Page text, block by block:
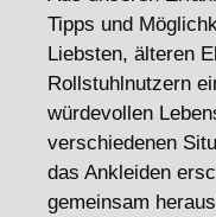
Tipps und
Liebsten, älteren
Rollstuhlnutzern
würdevollen
verschiedenen
das Ankleiden
gemeinsam